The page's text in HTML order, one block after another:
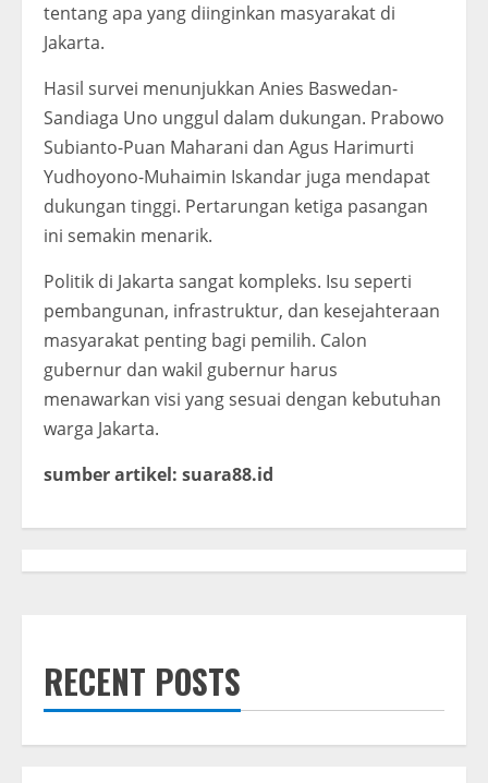
tentang apa yang diinginkan masyarakat di
Jakarta.
Hasil survei menunjukkan Anies Baswedan-
Sandiaga Uno unggul dalam dukungan. Prabowo
Subianto-Puan Maharani dan Agus Harimurti
Yudhoyono-Muhaimin Iskandar juga mendapat
dukungan tinggi. Pertarungan ketiga pasangan
ini semakin menarik.
Politik di Jakarta sangat kompleks. Isu seperti
pembangunan, infrastruktur, dan kesejahteraan
masyarakat penting bagi pemilih. Calon
gubernur dan wakil gubernur harus
menawarkan visi yang sesuai dengan kebutuhan
warga Jakarta.
sumber artikel: suara88.id
RECENT POSTS